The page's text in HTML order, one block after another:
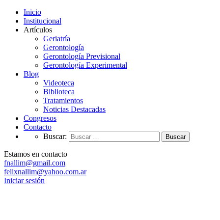
Inicio
Institucional
Artículos
Geriatría
Gerontología
Gerontología Previsional
Gerontología Experimental
Blog
Videoteca
Biblioteca
Tratamientos
Noticias Destacadas
Congresos
Contacto
Buscar:
Estamos en contacto
fnallim@gmail.com
felixnallim@yahoo.com.ar
Iniciar sesión